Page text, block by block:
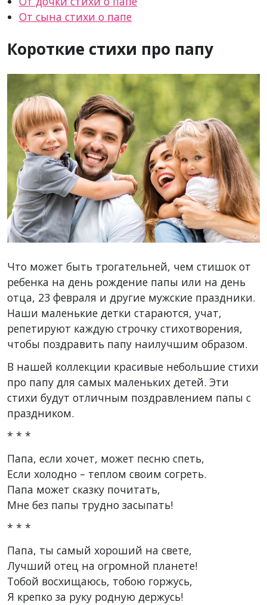
От сына стихи о папе
Короткие стихи про папу
Что может быть трогательней, чем стишок от
ребенка на день рождение папы или на день
отца, 23 февраля и другие мужские праздники.
Наши маленькие детки стараются, учат,
репетируют каждую строчку стихотворения,
чтобы поздравить папу наилучшим образом.
В нашей коллекции красивые небольшие стихи
про папу для самых маленьких детей. Эти
стихи будут отличным поздравлением папы с
праздником.
* * *
Папа, если хочет, может песню спеть,
Если холодно – теплом своим согреть.
Папа может сказку почитать,
Мне без папы трудно засыпать!
* * *
Папа, ты самый хороший на свете,
Лучший отец на огромной планете!
Тобой восхищаюсь, тобою горжусь,
Я крепко за руку родную держусь!